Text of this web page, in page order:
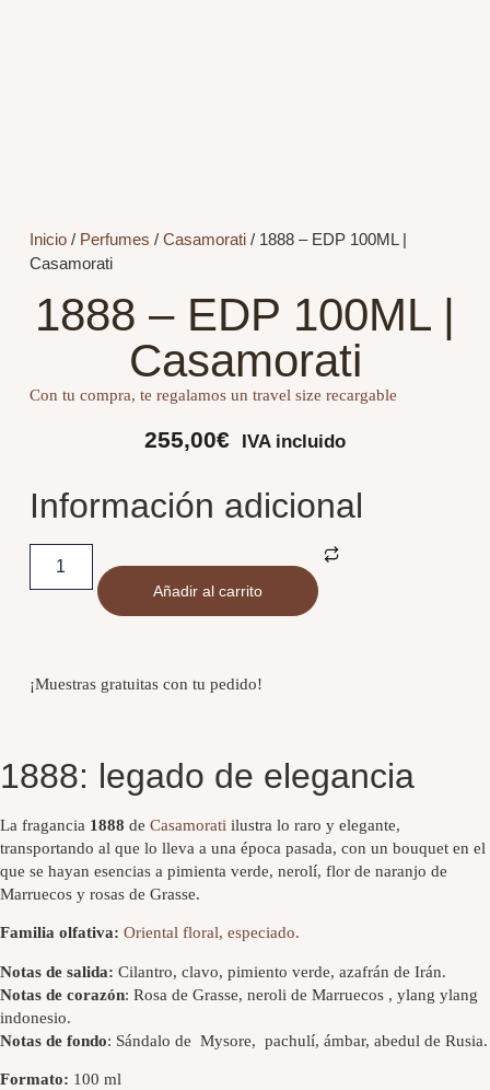
Inicio/ Perfumes / Casamorati/ 1888 – EDP 100ML |
Casamorati
1888 – EDP 100ML |
Casamorati
Con tu compra, te regalamos un travel size recargable
255,00€ IVA incluido
Información adicional
Añadir al carrito
¡Muestras gratuitas con tu pedido!
1888: legado de elegancia
La fragancia 1888 de Casamorati ilustra lo raro y elegante,
transportando al que lo lleva a una época pasada, con un bouquet en el
que se hayan esencias a pimienta verde, nerolí, flor de naranjo de
Marruecos y rosas de Grasse.
Familia olfativa: Oriental floral, especiado.
Notas de salida: Cilantro, clavo, pimiento verde, azafrán de Irán.
Notas de corazón: Rosa de Grasse, neroli de Marruecos , ylang ylang
indonesio.
Notas de fondo: Sándalo de Mysore, pachulí, ámbar, abedul de Rusia.
Formato: 100 ml